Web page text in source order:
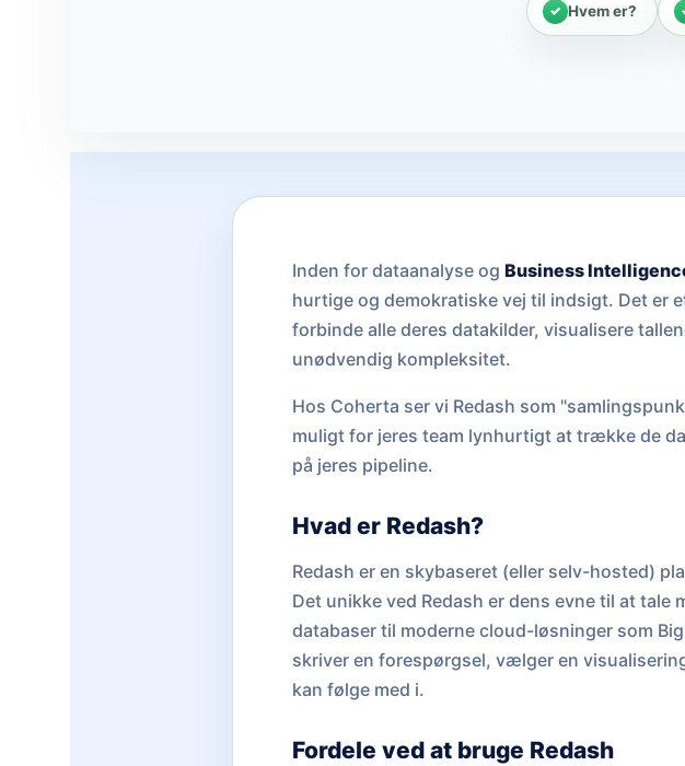
Hvem er?
Inden for dataanalyse og Business
hurtige og demokratiske vej til indsigt. Det er
forbinde alle deres datakilder, visualisere
unødvendig kompleksitet.
Hos Coherta ser vi Redash som
muligt for jeres team lynhurtigt at trække de
på jeres pipeline.
Hvad er Redash?
Redash er en skybaseret (eller selv-hosted)
Det unikke ved Redash er dens evne til at tale
databaser til moderne cloud-løsninger som
skriver en forespørgsel, vælger en
kan følge med i.
Fordele ved at bruge Redash